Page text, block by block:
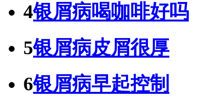
4银屑病喝咖啡好吗
5银屑病皮屑很厚
6银屑病早起控制